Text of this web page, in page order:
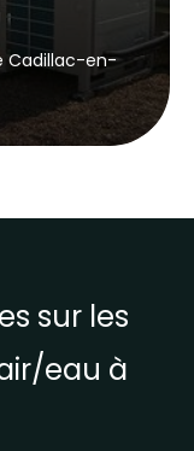
Cadillac-en-
sur les
eau à